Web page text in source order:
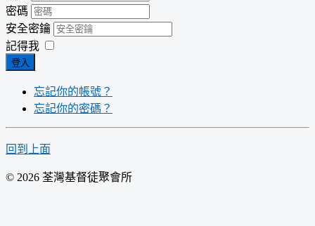
密碼
安全密鑰
記得我
登入
忘記你的帳號？
忘記你的密碼？
回到上面
© 2026 荃灣基督徒聚會所